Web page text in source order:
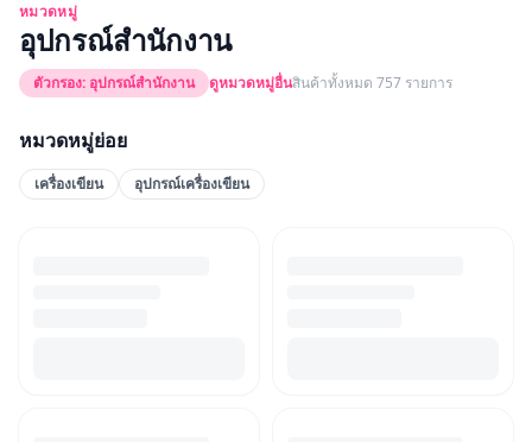
หมวดหมู่
อุปกรณ์สำนักงาน
ตัวกรอง: อุปกรณ์สำนักงาน ดูหมวดหมู่อื่นสินค้าทั้งหมด 757 รายการ
หมวดหมู่ย่อย
เครื่องเขียน อุปกรณ์เครื่องเขียน